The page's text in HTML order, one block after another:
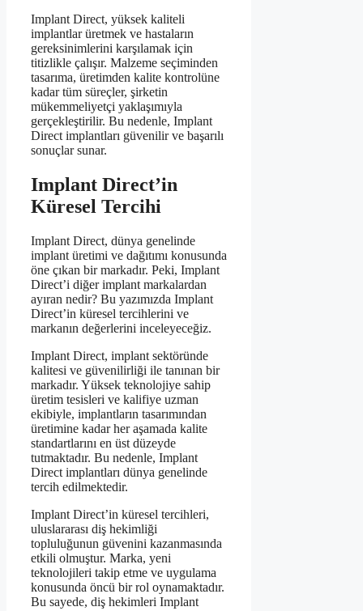
Implant Direct, yüksek kaliteli
implantlar üretmek ve hastaların
gereksinimlerini karşılamak için
titizlikle çalışır. Malzeme seçiminden
tasarıma, üretimden kalite kontrolüne
kadar tüm süreçler, şirketin
mükemmeliyetçi yaklaşımıyla
gerçekleştirilir. Bu nedenle, Implant
Direct implantları güvenilir ve başarılı
sonuçlar sunar.
Implant Direct’in
Küresel Tercihi
Implant Direct, dünya genelinde
implant üretimi ve dağıtımı konusunda
öne çıkan bir markadır. Peki, Implant
Direct’i diğer implant markalardan
ayıran nedir? Bu yazımızda Implant
Direct’in küresel tercihlerini ve
markanın değerlerini inceleyeceğiz.
Implant Direct, implant sektöründe
kalitesi ve güvenilirliği ile tanınan bir
markadır. Yüksek teknolojiye sahip
üretim tesisleri ve kalifiye uzman
ekibiyle, implantların tasarımından
üretimine kadar her aşamada kalite
standartlarını en üst düzeyde
tutmaktadır. Bu nedenle, Implant
Direct implantları dünya genelinde
tercih edilmektedir.
Implant Direct’in küresel tercihleri,
uluslararası diş hekimliği
topluluğunun güvenini kazanmasında
etkili olmuştur. Marka, yeni
teknolojileri takip etme ve uygulama
konusunda öncü bir rol oynamaktadır.
Bu sayede, diş hekimleri Implant